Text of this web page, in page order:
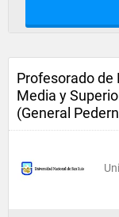
Profesorado de
Media y
(General